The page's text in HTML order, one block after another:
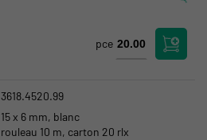
pce
3618.4520.99
15 x 6 mm, blanc
rouleau 10 m, carton 20 rlx